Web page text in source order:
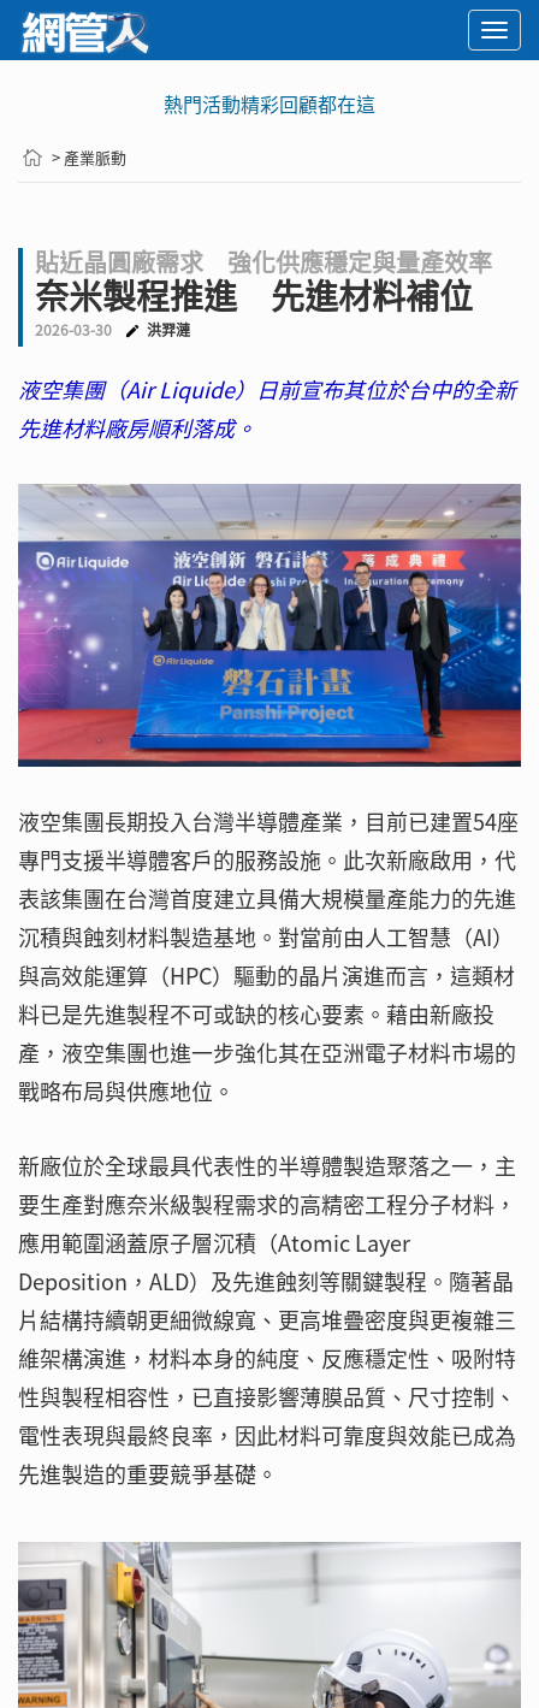
熱門活動精彩回顧都在這
> 產業脈動
貼近晶圓廠需求 強化供應穩定與量產效率
奈米製程推進 先進材料補位
2026-03-30 洪羿漣
液空集團（Air Liquide）日前宣布其位於台中的全新
先進材料廠房順利落成。
液空集團長期投入台灣半導體產業，目前已建置54座
專門支援半導體客戶的服務設施。此次新廠啟用，代
表該集團在台灣首度建立具備大規模量產能力的先進
沉積與蝕刻材料製造基地。對當前由人工智慧（AI）
與高效能運算（HPC）驅動的晶片演進而言，這類材
料已是先進製程不可或缺的核心要素。藉由新廠投
產，液空集團也進一步強化其在亞洲電子材料市場的
戰略布局與供應地位。
新廠位於全球最具代表性的半導體製造聚落之一，主
要生產對應奈米級製程需求的高精密工程分子材料，
應用範圍涵蓋原子層沉積（Atomic Layer
Deposition，ALD）及先進蝕刻等關鍵製程。隨著晶
片結構持續朝更細微線寬、更高堆疊密度與更複雜三
維架構演進，材料本身的純度、反應穩定性、吸附特
性與製程相容性，已直接影響薄膜品質、尺寸控制、
電性表現與最終良率，因此材料可靠度與效能已成為
先進製造的重要競爭基礎。